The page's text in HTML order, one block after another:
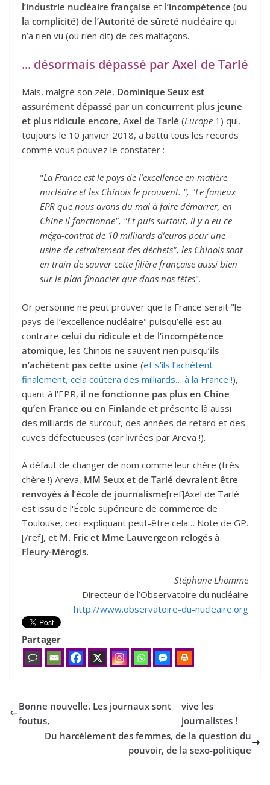
l’industrie nucléaire française et l’incompétence (ou
la complicité) de l’Autorité de sûreté nucléaire qui
n’a rien vu (ou rien dit) de ces malfaçons.
... désormais dépassé par Axel de Tarlé
Mais, malgré son zèle, Dominique Seux est
assurément dépassé par un concurrent plus jeune
et plus ridicule encore, Axel de Tarlé (Europe 1) qui,
toujours le 10 janvier 2018, a battu tous les records
comme vous pouvez le constater :
"La France est le pays de l’excellence en matière
nucléaire et les Chinois le prouvent. ", "Le fameux
EPR que nous avons du mal à faire démarrer, en
Chine il fonctionne", "Et puis surtout, il y a eu ce
méga-contrat de 10 milliards d’euros pour une
usine de retraitement des déchets", les Chinois sont
en train de sauver cette filière française aussi bien
sur le plan financier que dans nos têtes".
Or personne ne peut prouver que la France serait "le
pays de l’excellence nucléaire" puisqu’elle est au
contraire celui du ridicule et de l’incompétence
atomique, les Chinois ne sauvent rien puisqu’ils
n’achètent pas cette usine (et s’ils l’achètent
finalement, cela coûtera des milliards… à la France !),
quant à l’EPR, il ne fonctionne pas plus en Chine
qu’en France ou en Finlande et présente là aussi
des milliards de surcout, des années de retard et des
cuves défectueuses (car livrées par Areva !).
A défaut de changer de nom comme leur chère (très
chère !) Areva, MM Seux et de Tarlé devraient être
renvoyés à l’école de journalisme[ref]Axel de Tarlé
est issu de l'École supérieure de commerce de
Toulouse, ceci expliquant peut-être cela… Note de GP.
[/ref], et M. Fric et Mme Lauvergeon relogés à
Fleury-Mérogis.
Stéphane Lhomme
Directeur de l’Observatoire du nucléaire
http://www.observatoire-du-nucleaire.org
Partager
Bonne nouvelle. Les journaux sont
foutus,
vive les
journalistes !
Du harcèlement des femmes, de la question du
pouvoir, de la sexo-politique